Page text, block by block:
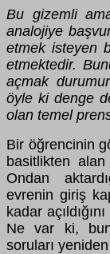
Bu gizemli
analojiye
etmek isteyen
etmektedir.
açmak
öyle ki denge
olan temel
Bir öğrencinin
basitlikten
Ondan
evrenin giriş
kadar
Ne var ki,
soruları